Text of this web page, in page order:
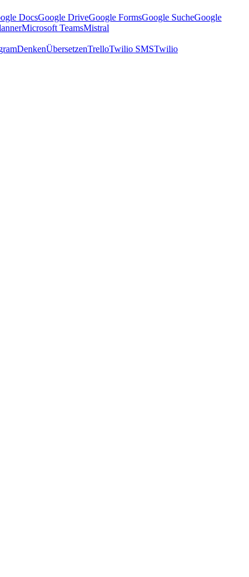
DocsGoogle DriveGoogle FormsGoogle SucheGoogle
Microsoft TeamsMistral
DenkenÜbersetzenTrelloTwilio SMSTwilio